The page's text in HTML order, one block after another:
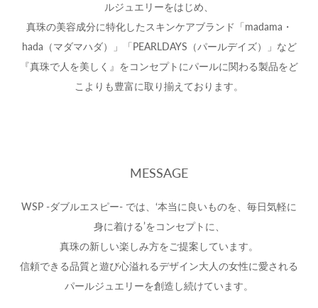
ルジュエリーをはじめ、
真珠の美容成分に特化したスキンケアブランド「madama・
hada（マダマハダ）」「PEARLDAYS（パールデイズ）」など
『真珠で人を美しく』をコンセプトにパールに関わる製品をど
こよりも豊富に取り揃えております。
MESSAGE
WSP -ダブルエスピー- では、‘本当に良いものを、毎日気軽に
身に着ける’をコンセプトに、
真珠の新しい楽しみ方をご提案しています。
信頼できる品質と遊び心溢れるデザイン大人の女性に愛される
パールジュエリーを創造し続けています。